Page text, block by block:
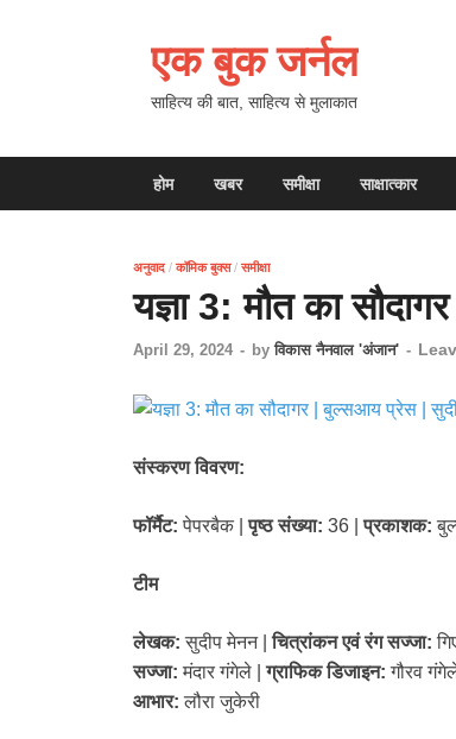
एक बुक जर्नल
साहित्य की बात, साहित्य से मुलाकात
होम खबर समीक्षा साक्षात्कार
अनुवाद / कॉमिक बुक्स/ समीक्षा
यज्ञा 3: मौत का
April 29, 2024 - by विकास नैनवाल 'अंजान' -
संस्करण विवरण:
फॉर्मैट: पेपरबैक |पृष्ठ संख्या: 36 |प्रकाशक:
टीम
लेखक: सुदीप मेनन |चित्रांकन एवं रंग सज्जा:
सज्जा: मंदार गंगेले |ग्राफिक डिजाइन: गौरव
आभार: लौरा जुकेरी